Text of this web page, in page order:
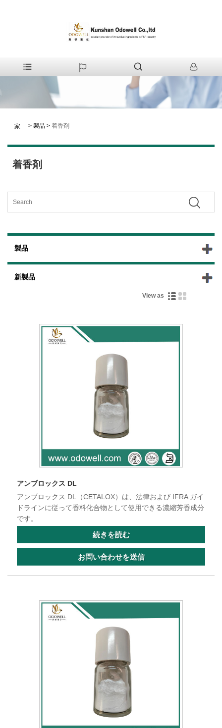
家 > 製品 > 着香剤
着香剤
製品
新製品
View as
アンブロックス DL
アンブロックス DL（CETALOX）は、法律および IFRA ガイ
ドラインに従って香料化合物として使用できる濃縮芳香成分
です。
続きを読む
お問い合わせを送信